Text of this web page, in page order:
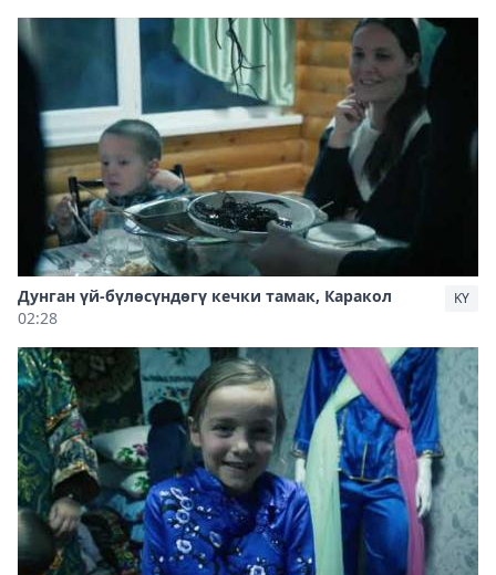
Дунган үй-бүлөсүндөгү кечки тамак, Каракол
02:28
KY